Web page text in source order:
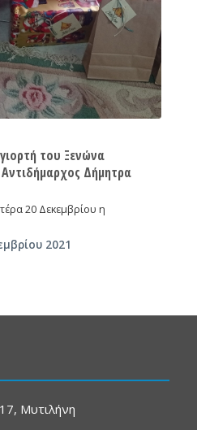
του Ξενώνα
Δήμητρα
20 Δεκεμβρίου η
2021
Μυτιλήνη